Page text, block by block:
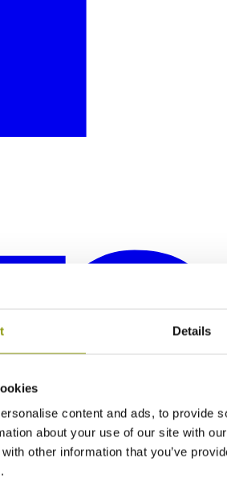
Details
content and ads, to provide
about your use of our site with
other information that you’ve